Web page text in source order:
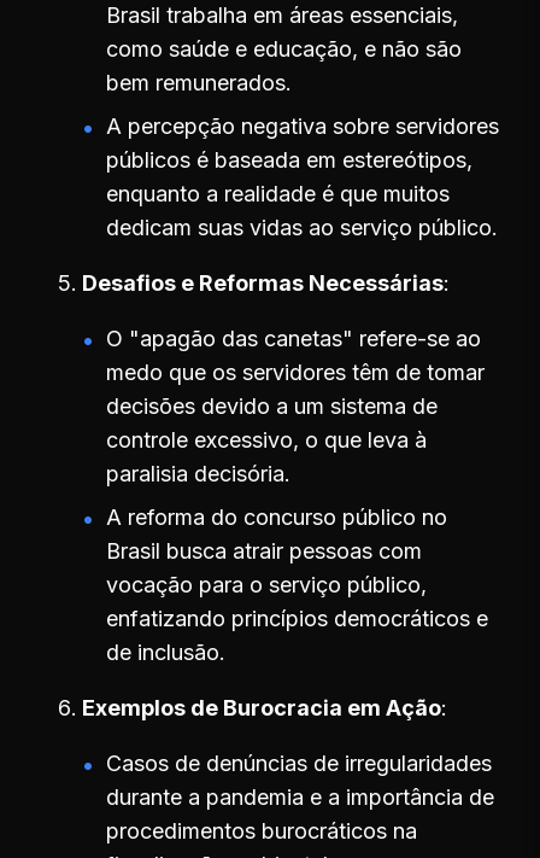
Brasil trabalha em áreas essenciais,
como saúde e educação, e não são
bem remunerados.
A percepção negativa sobre servidores
públicos é baseada em estereótipos,
enquanto a realidade é que muitos
dedicam suas vidas ao serviço público.
Desafios e Reformas Necessárias
O "apagão das canetas" refere-se ao
medo que os servidores têm de tomar
decisões devido a um sistema de
controle excessivo, o que leva à
paralisia decisória.
A reforma do concurso público no
Brasil busca atrair pessoas com
vocação para o serviço público,
enfatizando princípios democráticos e
de inclusão.
Exemplos de Burocracia em Ação
Casos de denúncias de irregularidades
durante a pandemia e a importância de
procedimentos burocráticos na